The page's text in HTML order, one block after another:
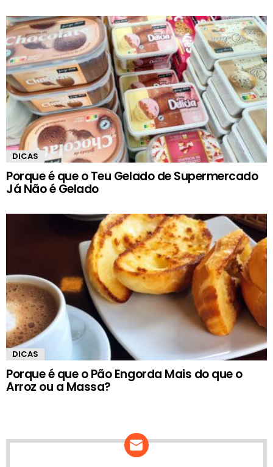
DICAS
Porque é que o Teu Gelado de Supermercado
Já Não é Gelado
DICAS
Porque é que o Pão Engorda Mais do que o
Arroz ou a Massa?